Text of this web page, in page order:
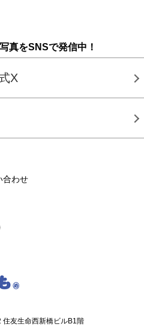
真をSNSで発信中！
X
合わせ
友生命西新橋ビルB1階